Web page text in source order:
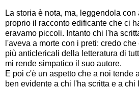
La storia è nota, ma, leggendola con
proprio il racconto edificante che ci
eravamo piccoli. Intanto chi l'ha
l'aveva a morte con i preti: credo
più anticlericali della letteratura di
mi rende simpatico il suo autore.
E poi c'è un aspetto che a noi tende
ben evidente a chi l'ha scritta e a chi